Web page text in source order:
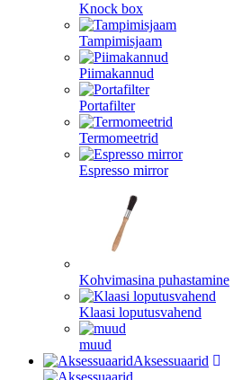
Knock box
Tampimisjaam
Piimakannud
Portafilter
Termomeetrid
Espresso mirror
Kohvimasina puhastamine
Klaasi loputusvahend
muud
Aksessuaarid